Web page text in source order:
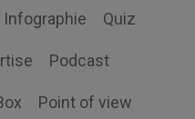
Infographie Quiz
Podcast
Point of view